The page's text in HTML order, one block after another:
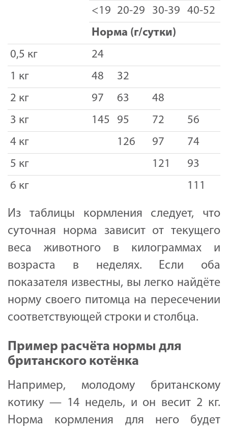
<19
20-29 30-39
40-52
Норма (г/сутки)
0,5 кг
24
1 кг
48
32
2 кг
97 63
48
3 кг
145 95 72
56
4 кг
126 97
74
5 кг
121
93
6 кг
111
Из таблицы кормления следует, что
суточная норма зависит от текущего
веса животного в килограммах и
возраста в неделях. Если оба
показателя известны, вы легко найдёте
норму своего питомца на пересечении
соответствующей строки и столбца.
Пример расчёта нормы для
британского котёнка
Например, молодому британскому
котику — 14 недель, и он весит 2 кг.
Норма кормления для него будет